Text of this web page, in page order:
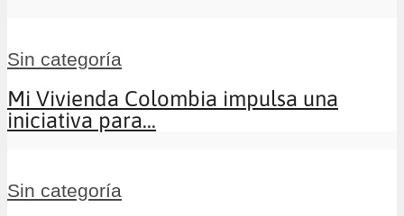
Sin categoría
Mi Vivienda Colombia impulsa una
iniciativa para...
Sin categoría